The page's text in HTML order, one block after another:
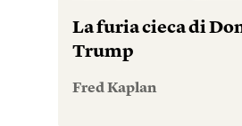
La furia cieca di
Trump
Fred Kaplan